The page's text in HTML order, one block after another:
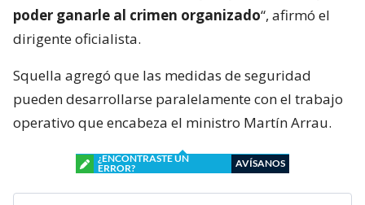
poder ganarle al crimen organizado“, afirmó el
dirigente oficialista.
Squella agregó que las medidas de seguridad
pueden desarrollarse paralelamente con el trabajo
operativo que encabeza el ministro Martín Arrau.
¿ENCONTRASTE UN
ERROR?
AVÍSANOS